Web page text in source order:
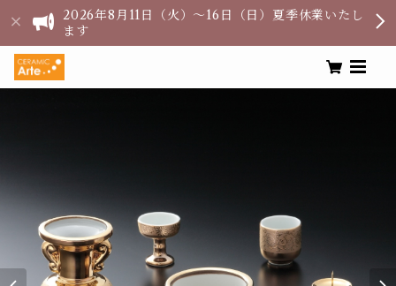
2026年8月11日（火）〜16日（日）夏季休業いたし
ます